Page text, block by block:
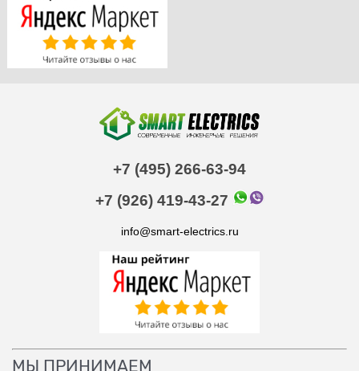
+7 (495) 266-63-94
+7 (926) 419-43-27
info@smart-electrics.ru
МЫ ПРИНИМАЕМ